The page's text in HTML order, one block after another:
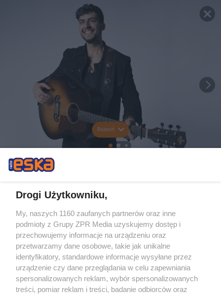
Rozwiń
Drogi Użytkowniku,
My, naszych 1160 zaufanych partnerów oraz inne
podmioty z Grupy ZPR Media uzyskujemy dostęp i
przechowujemy informacje na urządzeniu oraz
przetwarzamy dane osobowe, takie jak unikalne
identyfikatory, standardowe informacje wysyłane przez
urządzenie czy dane przeglądania w celu zapewniania
spersonalizowanych reklam, wybór spersonalizowanych
treści, pomiar reklam i treści, badanie odbiorców oraz